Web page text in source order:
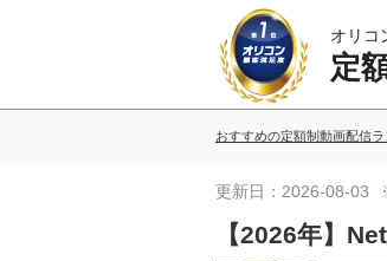
オリコ
定
おすすめの定額制動画配信
更新日：2026-08-03
【2026年】